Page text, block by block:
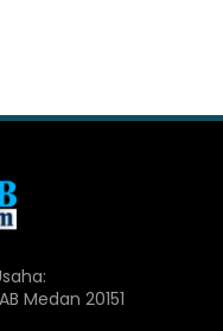
Medan 20151